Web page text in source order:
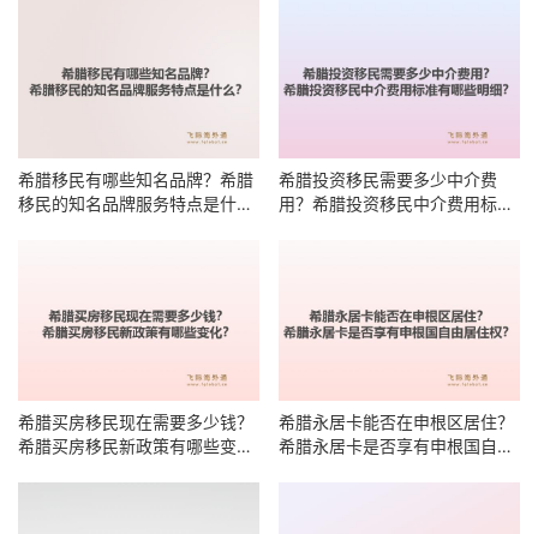
希腊移民有哪些知名品牌？希腊
移民的知名品牌服务特点是什
希腊投资移民需要多少中介费
用？希腊投资移民中介费用标准
希腊买房移民现在需要多少钱？
希腊买房移民新政策有哪些变
希腊永居卡能否在申根区居住？
希腊永居卡是否享有申根国自由